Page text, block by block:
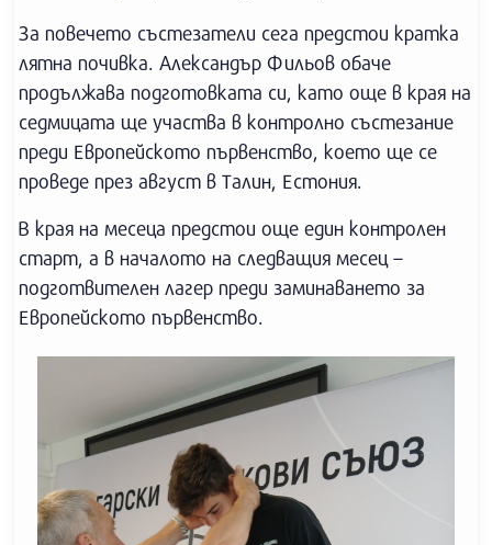
За повечето състезатели сега предстои кратка
лятна почивка. Александър Фильов обаче
продължава подготовката си, като още в края на
седмицата ще участва в контролно състезание
преди Европейското първенство, което ще се
проведе през август в Талин, Естония.
В края на месеца предстои още един контролен
старт, а в началото на следващия месец –
подготвителен лагер преди заминаването за
Европейското първенство.